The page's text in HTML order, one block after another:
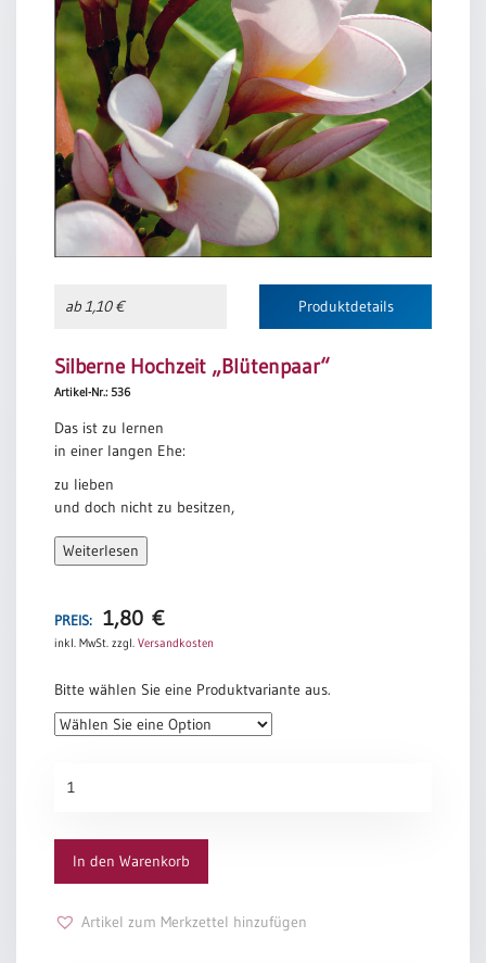
ab 1,10 € Produktdetails
Silberne Hochzeit „Blütenpaar“
Artikel-Nr.: 536
Das ist zu lernen
in einer langen Ehe:
zu lieben
und doch nicht zu besitzen,
zu führen
und doch nicht zu herrschen,
ohne zu gehorchen,
zu bergen
nah zu sein
und doch nicht festzuhalten,
ohne Freiheit zu nehmen.
Weiterlesen
PREIS: 1,80 €
inkl. MwSt. zzgl. Versandkosten
Bitte wählen Sie eine Produktvariante aus.
Hochzeit
Menge
In den Warenkorb
Artikel zum Merkzettel hinzufügen